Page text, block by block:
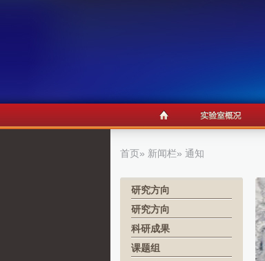
首页» 新闻栏» 通知
研究方向
研究方向
科研成果
课题组